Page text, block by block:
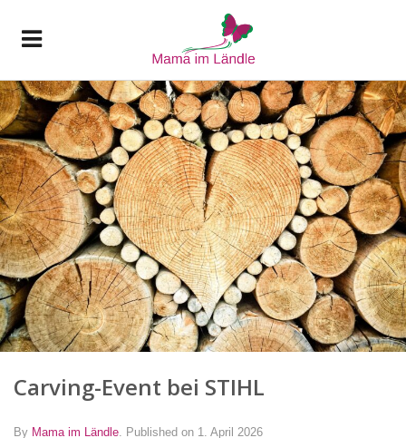
Carving-Event bei STIHL
By Mama im Ländle Published on 1. April 2026